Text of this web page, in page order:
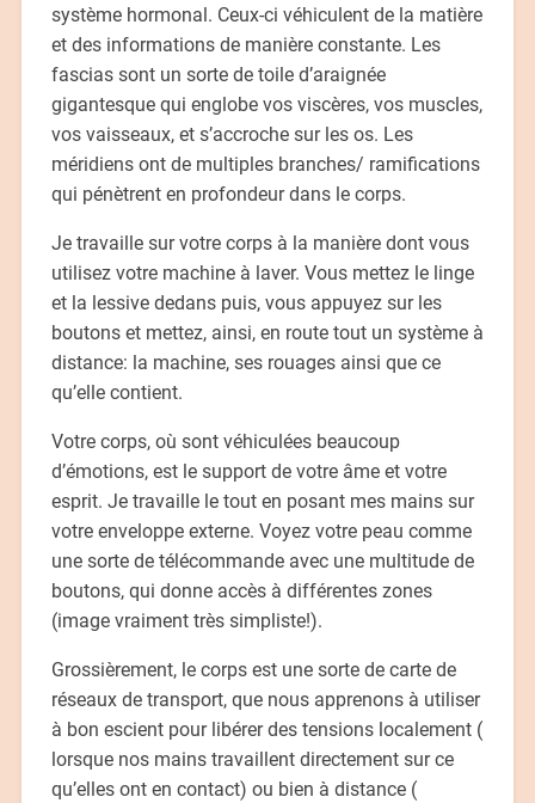
système hormonal. Ceux-ci véhiculent de la matière
et des informations de manière constante. Les
fascias sont un sorte de toile d’araignée
gigantesque qui englobe vos viscères, vos muscles,
vos vaisseaux, et s’accroche sur les os. Les
méridiens ont de multiples branches/ ramifications
qui pénètrent en profondeur dans le corps.
Je travaille sur votre corps à la manière dont vous
utilisez votre machine à laver. Vous mettez le linge
et la lessive dedans puis, vous appuyez sur les
boutons et mettez, ainsi, en route tout un système à
distance: la machine, ses rouages ainsi que ce
qu’elle contient.
Votre corps, où sont véhiculées beaucoup
d’émotions, est le support de votre âme et votre
esprit. Je travaille le tout en posant mes mains sur
votre enveloppe externe. Voyez votre peau comme
une sorte de télécommande avec une multitude de
boutons, qui donne accès à différentes zones
(image vraiment très simpliste!).
Grossièrement, le corps est une sorte de carte de
réseaux de transport, que nous apprenons à utiliser
à bon escient pour libérer des tensions localement (
lorsque nos mains travaillent directement sur ce
qu’elles ont en contact) ou bien à distance (